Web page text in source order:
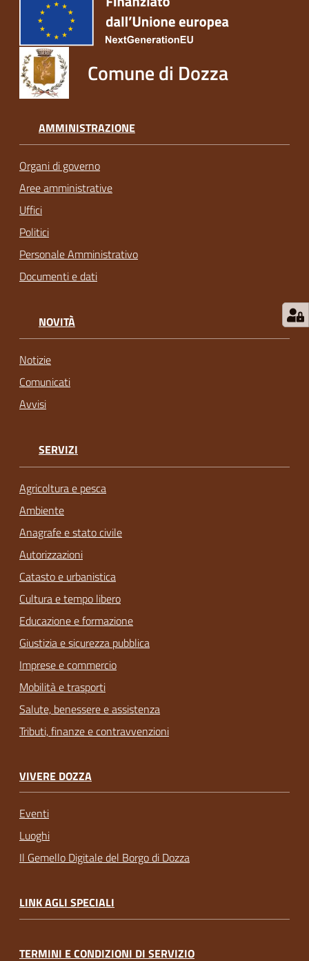
Comune di Dozza
AMMINISTRAZIONE
Organi di governo
Aree amministrative
Uffici
Politici
Personale Amministrativo
Documenti e dati
NOVITÀ
Notizie
Comunicati
Avvisi
SERVIZI
Agricoltura e pesca
Ambiente
Anagrafe e stato civile
Autorizzazioni
Catasto e urbanistica
Cultura e tempo libero
Educazione e formazione
Giustizia e sicurezza pubblica
Imprese e commercio
Mobilità e trasporti
Salute, benessere e assistenza
Tributi, finanze e contravvenzioni
VIVERE DOZZA
Eventi
Luoghi
Il Gemello Digitale del Borgo di Dozza
LINK AGLI SPECIALI
TERMINI E CONDIZIONI DI SERVIZIO